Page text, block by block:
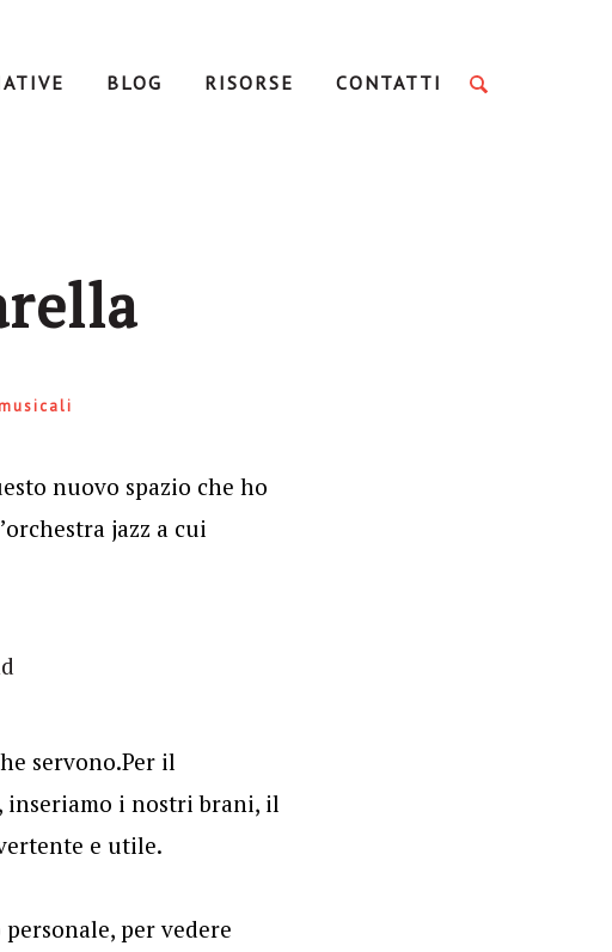
BLOG RISORSE CONTATTI
nuovo spazio che ho
jazz a cui
servono.Per il
inseriamo i nostri brani, il
e utile.
per vedere